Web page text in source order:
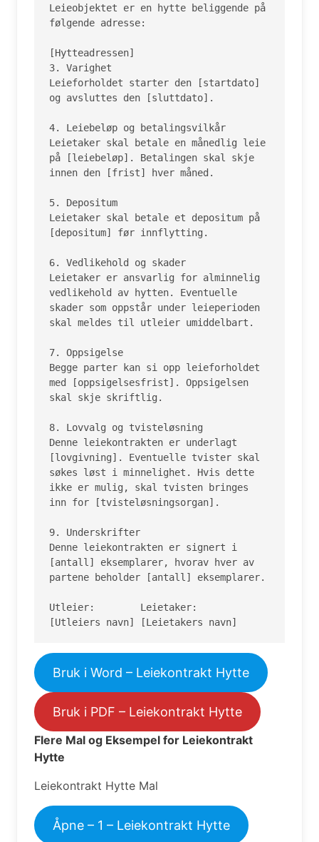
Leieobjektet er en hytte beliggende på
følgende adresse:
[Hytteadressen]
3. Varighet
Leieforholdet starter den [startdato]
og avsluttes den [sluttdato].
4. Leiebeløp og betalingsvilkår
Leietaker skal betale en månedlig leie
på [leiebeløp]. Betalingen skal skje
innen den [frist] hver måned.
5. Depositum
Leietaker skal betale et depositum på
[depositum] før innflytting.
6. Vedlikehold og skader
Leietaker er ansvarlig for alminnelig
vedlikehold av hytten. Eventuelle
skader som oppstår under leieperioden
skal meldes til utleier umiddelbart.
7. Oppsigelse
Begge parter kan si opp leieforholdet
med [oppsigelsesfrist]. Oppsigelsen
skal skje skriftlig.
8. Lovvalg og tvisteløsning
Denne leiekontrakten er underlagt
[lovgivning]. Eventuelle tvister skal
søkes løst i minnelighet. Hvis dette
ikke er mulig, skal tvisten bringes
inn for [tvisteløsningsorgan].
9. Underskrifter
Denne leiekontrakten er signert i
[antall] eksemplarer, hvorav hver av
partene beholder [antall] eksemplarer.
Utleier:	Leietaker:
[Utleiers navn]	[Leietakers navn]
Bruk i Word – Leiekontrakt Hytte
Bruk i PDF – Leiekontrakt Hytte
Flere Mal og Eksempel for Leiekontrakt
Hytte
Leiekontrakt Hytte Mal
Åpne – 1 – Leiekontrakt Hytte